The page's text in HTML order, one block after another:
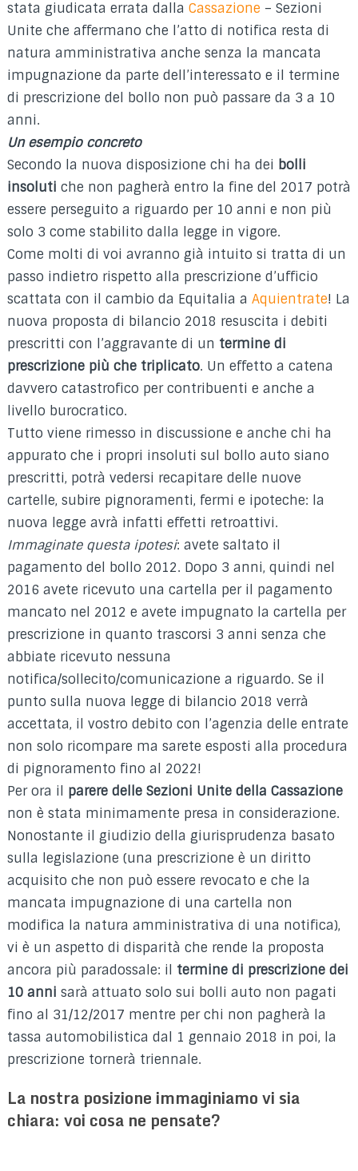
stata giudicata errata dalla Cassazione – Sezioni
Unite che affermano che l’atto di notifica resta di
natura amministrativa anche senza la mancata
impugnazione da parte dell’interessato e il termine
di prescrizione del bollo non può passare da 3 a 10
anni.
Un esempio concreto
Secondo la nuova disposizione chi ha dei bolli
insoluti che non pagherà entro la fine del 2017 potrà
essere perseguito a riguardo per 10 anni e non più
solo 3 come stabilito dalla legge in vigore.
Come molti di voi avranno già intuito si tratta di un
passo indietro rispetto alla prescrizione d’ufficio
scattata con il cambio da Equitalia a Aquientrate! La
nuova proposta di bilancio 2018 resuscita i debiti
prescritti con l’aggravante di un termine di
prescrizione più che triplicato. Un effetto a catena
davvero catastrofico per contribuenti e anche a
livello burocratico.
Tutto viene rimesso in discussione e anche chi ha
appurato che i propri insoluti sul bollo auto siano
prescritti, potrà vedersi recapitare delle nuove
cartelle, subire pignoramenti, fermi e ipoteche: la
nuova legge avrà infatti effetti retroattivi.
Immaginate questa ipotesi: avete saltato il
pagamento del bollo 2012. Dopo 3 anni, quindi nel
2016 avete ricevuto una cartella per il pagamento
mancato nel 2012 e avete impugnato la cartella per
prescrizione in quanto trascorsi 3 anni senza che
abbiate ricevuto nessuna
notifica/sollecito/comunicazione a riguardo. Se il
punto sulla nuova legge di bilancio 2018 verrà
accettata, il vostro debito con l’agenzia delle entrate
non solo ricompare ma sarete esposti alla procedura
di pignoramento fino al 2022!
Per ora il parere delle Sezioni Unite della Cassazione
non è stata minimamente presa in considerazione.
Nonostante il giudizio della giurisprudenza basato
sulla legislazione (una prescrizione è un diritto
acquisito che non può essere revocato e che la
mancata impugnazione di una cartella non
modifica la natura amministrativa di una notifica),
vi è un aspetto di disparità che rende la proposta
ancora più paradossale: il termine di prescrizione dei
10 anni sarà attuato solo sui bolli auto non pagati
fino al 31/12/2017 mentre per chi non pagherà la
tassa automobilistica dal 1 gennaio 2018 in poi, la
prescrizione tornerà triennale.
La nostra posizione immaginiamo vi sia
chiara: voi cosa ne pensate?